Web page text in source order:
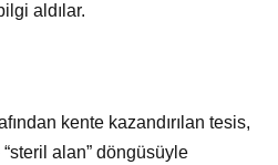
aldılar.
kente kazandırılan tesis,
“steril alan” döngüsüyle